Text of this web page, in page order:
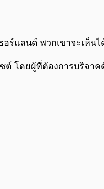
ร์แลนด์ พวกเขาจะเห็น
โดยผู้ที่ต้องการบริจาค